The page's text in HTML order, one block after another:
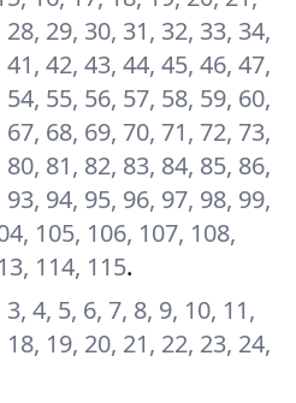
29, 30, 31, 32, 33, 34,
42, 43, 44, 45, 46, 47,
55, 56, 57, 58, 59, 60,
68, 69, 70, 71, 72, 73,
81, 82, 83, 84, 85, 86,
94, 95, 96, 97, 98, 99,
105, 106, 107, 108,
114, 115.
3, 4, 5, 6, 7, 8, 9, 10, 11,
19, 20, 21, 22, 23, 24,